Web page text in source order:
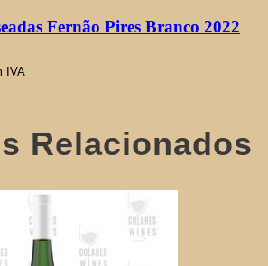
Fernão Pires Branco 2022
IVA
Relacionados